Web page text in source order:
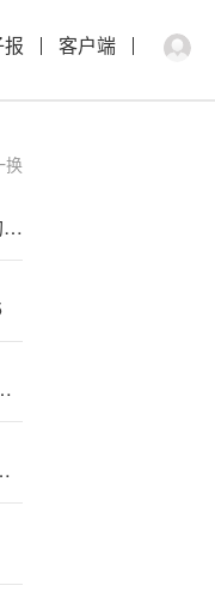
报 客户端
换
纯电续航升;级至210km！方<程>豹豹5长续航版上市：26.98万起
华出口”，外交部回应
三大业务平台